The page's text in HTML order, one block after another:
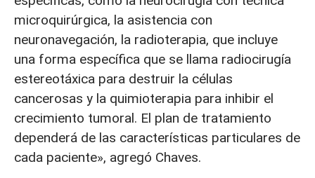
microquirúrgica, la asistencia con
neuronavegación, la radioterapia, que incluye
una forma específica que se llama radiocirugía
estereotáxica para destruir la células
cancerosas y la quimioterapia para inhibir el
crecimiento tumoral. El plan de tratamiento
dependerá de las características particulares de
cada paciente», agregó Chaves.